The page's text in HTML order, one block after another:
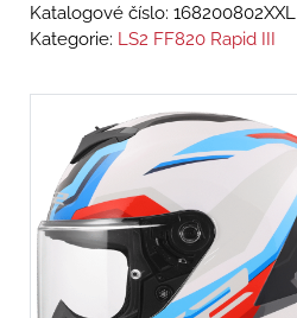
Katalogové číslo: 168200802XXL
Kategorie: LS2 FF820 Rapid III